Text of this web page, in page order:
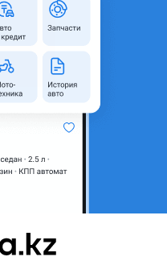
автомат черный